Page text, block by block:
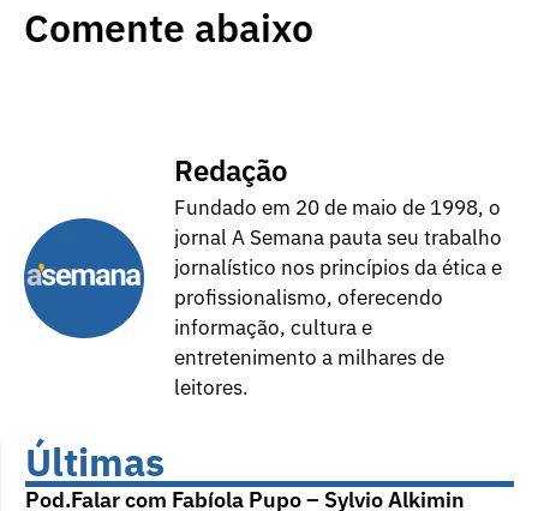
Comente abaixo
Redação
Fundado em 20 de maio de 1998, o
jornal A Semana pauta seu trabalho
jornalístico nos princípios da ética e
profissionalismo, oferecendo
informação, cultura e
entretenimento a milhares de
leitores.
Últimas
Pod.Falar com Fabíola Pupo – Sylvio Alkimin